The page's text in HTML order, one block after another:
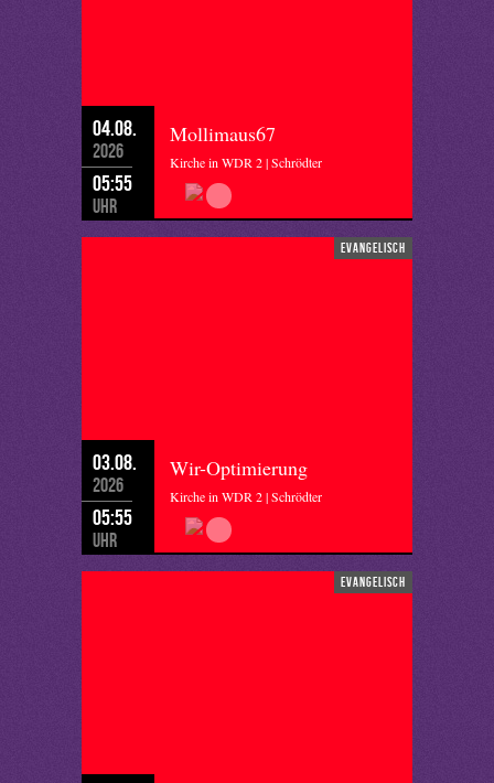
04.08.
2026
05:55
Uhr
Mollimaus67
Kirche in WDR 2 | Schrödter
evangelisch
03.08.
2026
05:55
Uhr
Wir-Optimierung
Kirche in WDR 2 | Schrödter
evangelisch